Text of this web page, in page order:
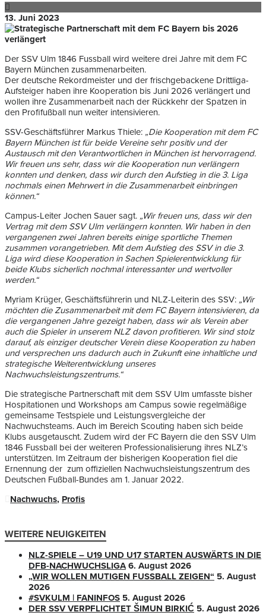
13. Juni 2023
Der SSV Ulm 1846 Fussball wird weitere drei Jahre mit dem FC
Bayern München zusammenarbeiten.
Der deutsche Rekordmeister und der frischgebackene Drittliga-
Aufsteiger haben ihre Kooperation bis Juni 2026 verlängert und
wollen ihre Zusammenarbeit nach der Rückkehr der Spatzen in
den Profifußball nun weiter intensivieren.
SSV-Geschäftsführer Markus Thiele: „Die Kooperation mit dem FC
Bayern München ist für beide Vereine sehr positiv und der
Austausch mit den Verantwortlichen in München ist hervorragend.
Wir freuen uns sehr, dass wir die Kooperation nun verlängern
konnten und denken, dass wir durch den Aufstieg in die 3. Liga
nochmals einen Mehrwert in die Zusammenarbeit einbringen
können.“
Campus-Leiter Jochen Sauer sagt. „Wir freuen uns, dass wir den
Vertrag mit dem SSV Ulm verlängern konnten. Wir haben in den
vergangenen zwei Jahren bereits einige sportliche Themen
zusammen vorangetrieben. Mit dem Aufstieg des SSV in die 3.
Liga wird diese Kooperation in Sachen Spielerentwicklung für
beide Klubs sicherlich nochmal interessanter und wertvoller
werden.“
Myriam Krüger, Geschäftsführerin und NLZ-Leiterin des SSV: „Wir
möchten die Zusammenarbeit mit dem FC Bayern intensivieren, da
die vergangenen Jahre gezeigt haben, dass wir als Verein aber
auch die Spieler in unserem NLZ davon profitieren. Wir sind stolz
darauf, als einziger deutscher Verein diese Kooperation zu haben
und versprechen uns dadurch auch in Zukunft eine inhaltliche und
strategische Weiterentwicklung unseres
Nachwuchsleistungszentrums.“
Die strategische Partnerschaft mit dem SSV Ulm umfasste bisher
Hospitationen und Workshops am Campus sowie regelmäßige
gemeinsame Testspiele und Leistungsvergleiche der
Nachwuchsteams. Auch im Bereich Scouting haben sich beide
Klubs ausgetauscht. Zudem wird der FC Bayern die den SSV Ulm
1846 Fussball bei der weiteren Professionalisierung ihres NLZ’s
unterstützen. Im Zeitraum der bisherigen Kooperation fiel die
Ernennung der zum offiziellen Nachwuchsleistungszentrum des
Deutschen Fußball-Bundes am 1. Januar 2022.
Nachwuchs, Profis
WEITERE NEUIGKEITEN
NLZ-SPIELE – U19 UND U17 STARTEN AUSWÄRTS IN DIE
DFB-NACHWUCHSLIGA 6. August 2026
„WIR WOLLEN MUTIGEN FUSSBALL ZEIGEN“
5. August
2026
#SVKULM | FANINFOS 5. August 2026
DER SSV VERPFLICHTET ŠIMUN BIRKIĆ 5. August 2026